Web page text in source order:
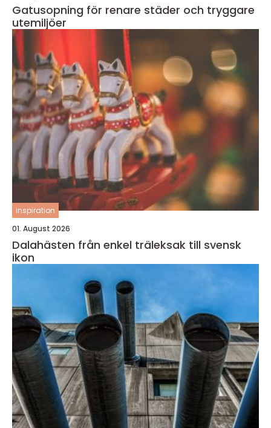
Gatusopning för renare städer och tryggare
utemiljöer
inspiration
01. August 2026
Dalahästen från enkel träleksak till svensk
ikon